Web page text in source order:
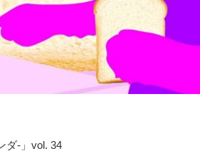
ダ-」vol. 34